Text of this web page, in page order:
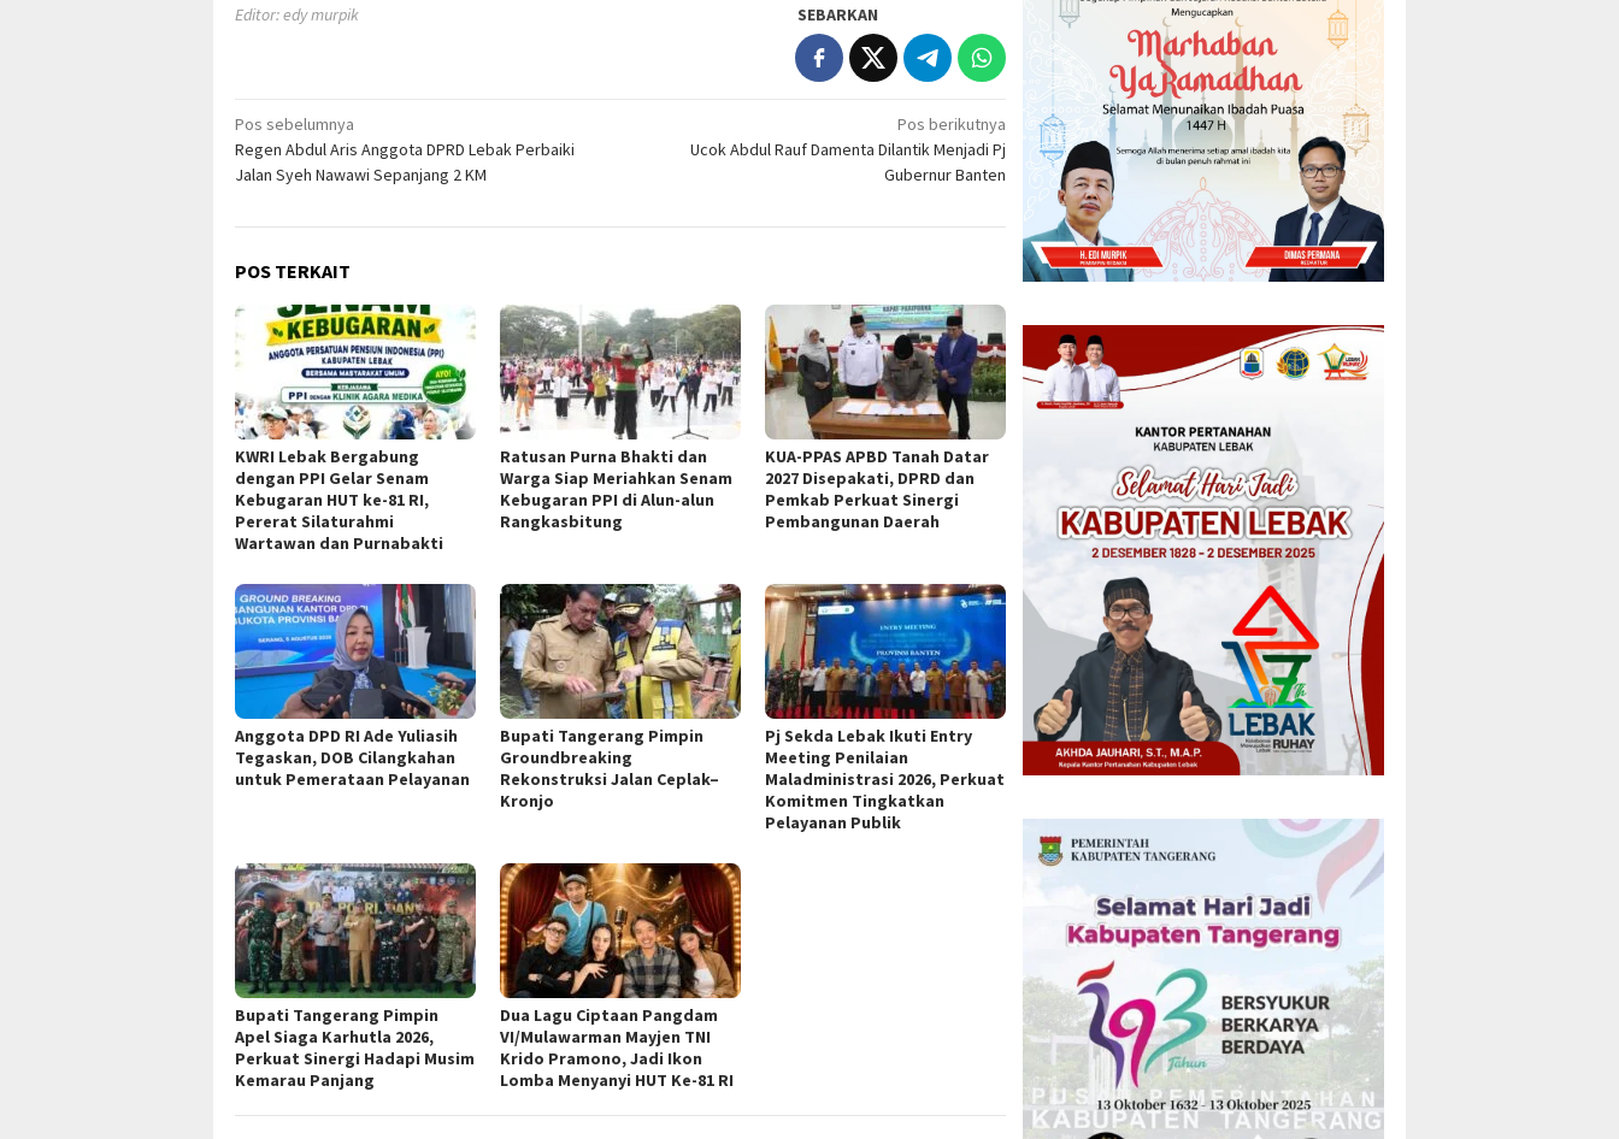
Editor: edy murpik SEBARKAN
Navigasi
pos
Pos sebelumnya
Regen Abdul Aris Anggota DPRD Lebak Perbaiki
Jalan Syeh Nawawi Sepanjang 2 KM
Pos berikutnya
Ucok Abdul Rauf Damenta Dilantik Menjadi Pj
Gubernur Banten
POS TERKAIT
KWRI Lebak Bergabung
dengan PPI Gelar Senam
Kebugaran HUT ke-81 RI,
Pererat Silaturahmi
Wartawan dan Purnabakti
Ratusan Purna Bhakti dan
Warga Siap Meriahkan Senam
Kebugaran PPI di Alun-alun
Rangkasbitung
KUA-PPAS APBD Tanah Datar
2027 Disepakati, DPRD dan
Pemkab Perkuat Sinergi
Pembangunan Daerah
Anggota DPD RI Ade Yuliasih
Tegaskan, DOB Cilangkahan
untuk Pemerataan Pelayanan
Bupati Tangerang Pimpin
Groundbreaking
Rekonstruksi Jalan Ceplak–
Kronjo
Pj Sekda Lebak Ikuti Entry
Meeting Penilaian
Maladministrasi 2026, Perkuat
Komitmen Tingkatkan
Pelayanan Publik
Bupati Tangerang Pimpin
Apel Siaga Karhutla 2026,
Perkuat Sinergi Hadapi Musim
Kemarau Panjang
Dua Lagu Ciptaan Pangdam
VI/Mulawarman Mayjen TNI
Krido Pramono, Jadi Ikon
Lomba Menyanyi HUT Ke-81 RI